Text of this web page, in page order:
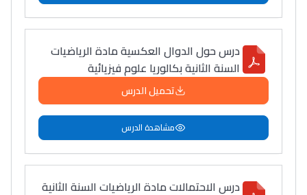
+ de 78 Sujets
Interviews/Vidéos
+ de 89 Interviews/Vidéos
دليل المهن
ما يزيد عن 149 مهنة
درس حول الدوال العكسية مادة الرياضيات
السنة الثانية بكالوريا علوم فيزيائية
تحميل الدرس
مشاهدة الدرس
درس الاحتمالات مادة الرياضيات السنة الثانية